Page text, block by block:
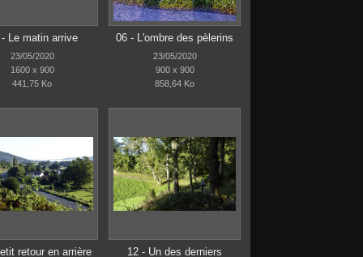
Le matin arrive
23/05/2020
1600 x 900
441,75 Ko
06 - L'ombre des pèlerins
23/05/2020
900 x 900
858,64 Ko
retour en arrière 12 - Un des derniers